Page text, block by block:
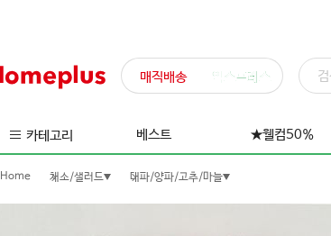
매직배송 익스프레스
카테고리 베스트 ★웰컴50%
Home 채소/샐러드 대파/양파/고추/마늘